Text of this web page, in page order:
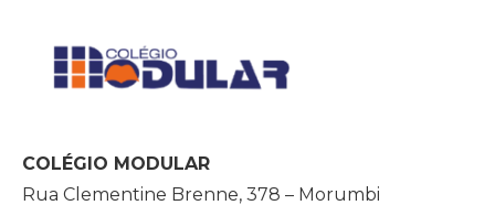
COLÉGIO MODULAR
Rua Clementine Brenne, 378 – Morumbi